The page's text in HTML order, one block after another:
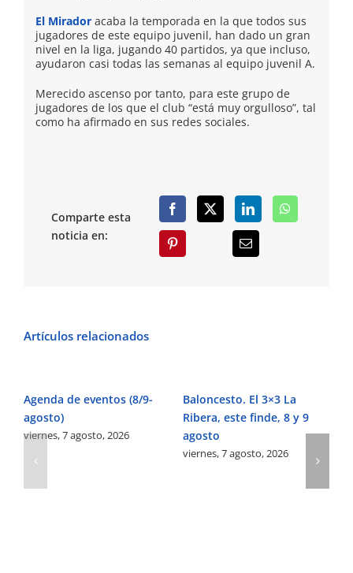
El Mirador acaba la temporada en la que todos sus
jugadores de este equipo juvenil, han dado un gran
nivel en la liga, jugando 40 partidos, ya que incluso,
ayudaron casi todas las semanas al equipo juvenil A.
Merecido ascenso por tanto, para este grupo de
jugadores de los que el club “está muy orgulloso”, tal
como ha afirmado en sus redes sociales.
Comparte esta
noticia en:
Artículos relacionados
Agenda de eventos (8/9-
agosto)
viernes, 7 agosto, 2026
Baloncesto. El 3×3 La
Ribera, este finde, 8 y 9
agosto
viernes, 7 agosto, 2026